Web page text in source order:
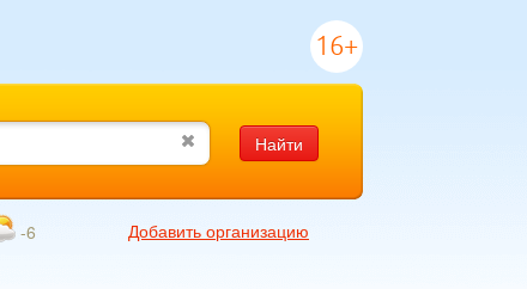
16+
Найти
-6
Добавить организацию